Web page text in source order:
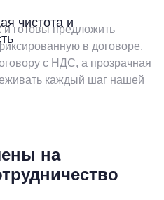
чистота и
готовы предложить
в договоре.
с НДС, а прозрачная
каждый шаг нашей
на